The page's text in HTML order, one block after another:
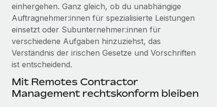
Background-Checks
Einfacheres Bewerber:innen-Screening
Compliance Watchtower
Lückenlose Compliance
Geräteverwaltung
Globale Bereitstellung und Verfolgung von IT-
Geräten
FALLSTUDIEN
So hat der KI-Vorreiter Weaviate sein Team mit
Remote um 120 % vergrößert
Mehr erfahren
Hol dir Unterstützung
Alle Ressourcen anzeigen
BLOG
EOR und PEO
einhergehen. Ganz gleich, ob du unabhängige
Auftragnehmer:innen für spezialisierte Leistungen
einsetzt oder Subunternehmer:innen für
verschiedene Aufgaben hinzuziehst, das
Verständnis der irischen Gesetze und Vorschriften
ist entscheidend.
Mit Remotes Contractor
Management rechtskonform bleiben